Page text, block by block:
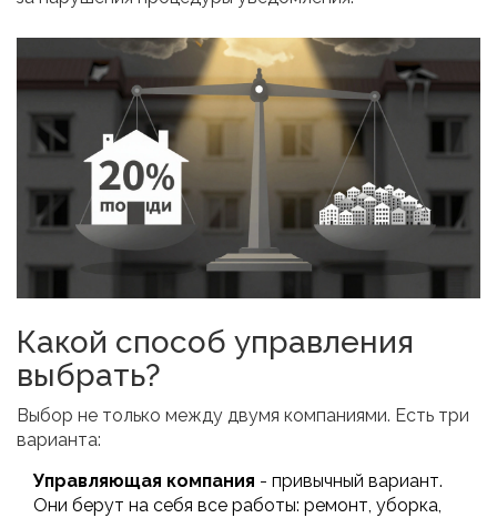
Какой способ управления
выбрать?
Выбор не только между двумя компаниями. Есть три
варианта:
Управляющая компания - привычный вариант.
Они берут на себя все работы: ремонт, уборка,